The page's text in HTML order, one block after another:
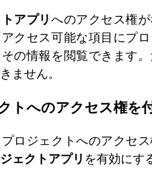
アプリ へのアクセス権
クセス可能な項目にプ
の情報を閲覧できます
ません。
トへのアクセス権を
ロジェクトへのアクセ
ェクトアプリ を有効にす